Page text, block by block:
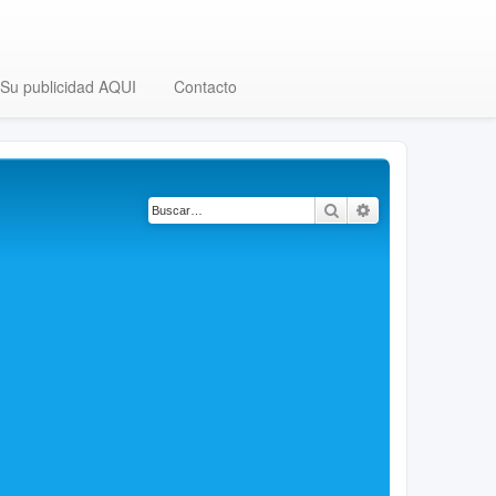
Su publicidad AQUI Contacto
Buscar